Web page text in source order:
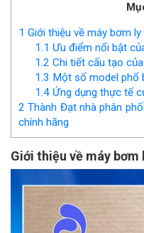
1 Giới thiệu về máy bơm
1.1 Ưu điểm nổi bật
1.2 Chi tiết cấu tạo
1.3 Một số model phổ
1.4Ứng dụng thực tế
2 Thành Đạt nhà phân
chính hãng
Giới thiệu về máy bơm